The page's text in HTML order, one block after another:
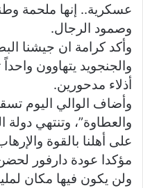
عسكرية.. إنها ملحمة
وصمود الرجال.
وأكد كرامة ان جيشنا
والجنجويد يتهاوون
أذلاء مدحورين.
وأضاف الوالي اليوم
والعطاوة”، وتنتهي
على أهلنا بالقوة
مؤكدا عودة دارفور
ولن يكون فيها مكان